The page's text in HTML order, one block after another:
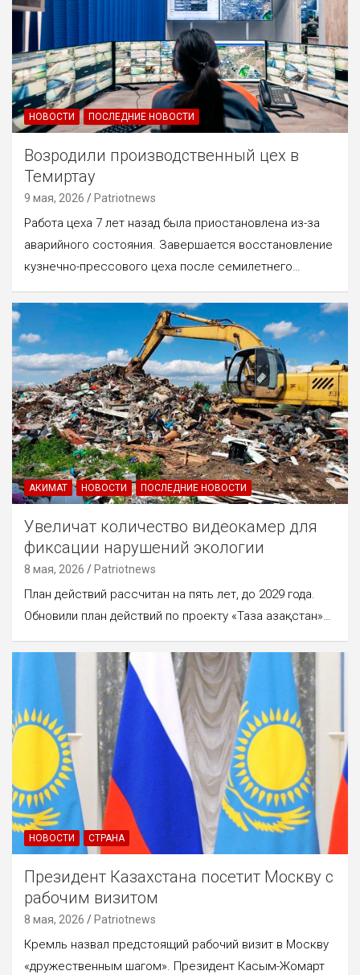
НОВОСТИ ПОСЛЕДНИЕ НОВОСТИ
Возродили производственный цех в
Темиртау
9 мая, 2026 Patriotnews
Работа цеха 7 лет назад была приостановлена из-за
аварийного состояния. Завершается восстановление
кузнечно-прессового цеха после семилетнего…
АКИМАТ НОВОСТИ ПОСЛЕДНИЕ НОВОСТИ
Увеличат количество видеокамер для
фиксации нарушений экологии
8 мая, 2026 Patriotnews
План действий рассчитан на пять лет, до 2029 года.
Обновили план действий по проекту «Таза Қазақстан»…
НОВОСТИ СТРАНА
Президент Казахстана посетит Москву с
рабочим визитом
8 мая, 2026 Patriotnews
Кремль назвал предстоящий рабочий визит в Москву
«дружественным шагом». Президент Касым-Жомарт